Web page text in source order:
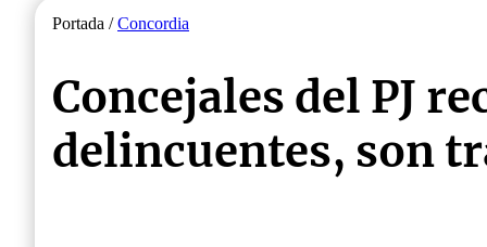
Portada /Concordia
Concejales del PJ
delincuentes, son